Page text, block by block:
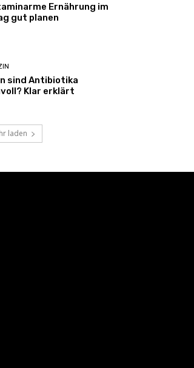
Ernährung im
gut planen
sind Antibiotika
Klar erklärt
laden